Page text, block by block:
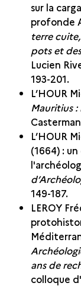
sur la
profonde
terre
pots et
Lucien
193-201.
L’HOUR
Mauritius
L’HOUR
(1664) :
149-187.
LEROY
ans de
colloque